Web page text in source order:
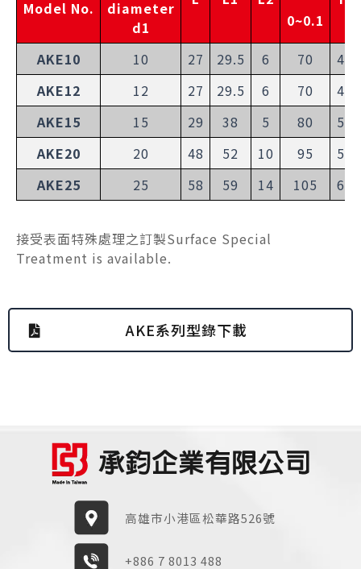
Model No.
diameter
d1
0~0.1
AKE10
10 27 29.5 6 70
43
AKE12
12 27 29.5 6 70
43
AKE15
15 29 38 5 80
52
AKE20
20 48 52 10 95
58
AKE25
25 58 59 14 105 68
接受表面特殊處理之訂製Surface Special
Treatment is available.
AKE系列型錄下載
高雄市小港區松華路526號
+886 7 8013 488